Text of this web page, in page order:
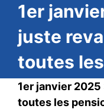
1er
juste
toutes
1er janvier
toutes les